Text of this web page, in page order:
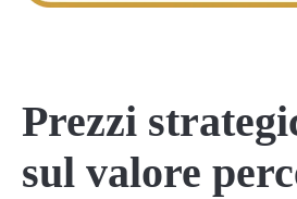
Prezzi
sul valore